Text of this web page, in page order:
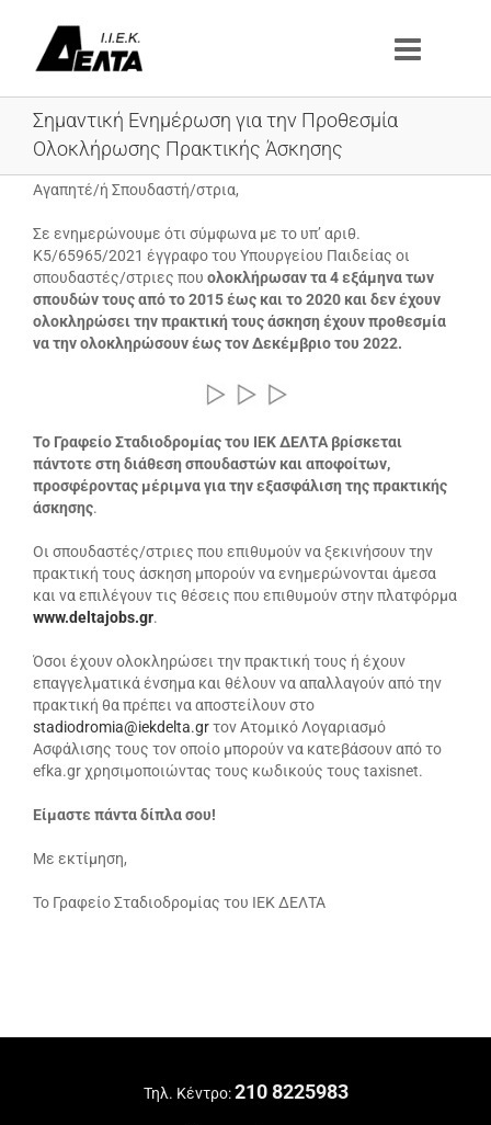
περιεχόμενο
Σημαντική Ενημέρωση για την Προθεσμία
Ολοκλήρωσης Πρακτικής Άσκησης
Αγαπητέ/ή Σπουδαστή/στρια,
Σε ενημερώνουμε ότι σύμφωνα με το υπ’ αριθ.
Κ5/65965/2021 έγγραφο του Υπουργείου Παιδείας οι
σπουδαστές/στριες που ολοκλήρωσαν τα 4 εξάμηνα των
σπουδών τους από το 2015 έως και το 2020 και δεν έχουν
ολοκληρώσει την πρακτική τους άσκηση έχουνπροθεσμία
να την ολοκληρώσουν έως τον Δεκέμβριο του 2022.
Το Γραφείο Σταδιοδρομίας του ΙΕΚ ΔΕΛΤΑ βρίσκεται
πάντοτε στη διάθεση σπουδαστών και αποφοίτων,
προσφέροντας μέριμνα για την εξασφάλιση της πρακτικής
άσκησης.
Οι σπουδαστές/στριες που επιθυμούν να ξεκινήσουν την
πρακτική τους άσκηση μπορούν να ενημερώνονται άμεσα
και να επιλέγουν τις θέσεις που επιθυμούν στην πλατφόρμα
www.deltajobs.gr.
Όσοι έχουν ολοκληρώσει την πρακτική τους ή έχουν
επαγγελματικά ένσημα και θέλουν να απαλλαγούν από την
πρακτική θα πρέπει να αποστείλουν στο
stadiodromia@iekdelta.grτον Ατομικό Λογαριασμό
Ασφάλισης τους τον οποίο μπορούν να κατεβάσουν από το
efka.gr χρησιμοποιώντας τους κωδικούς τους taxisnet.
Είμαστε πάντα δίπλα σου!
Με εκτίμηση,
Το Γραφείο Σταδιοδρομίας του ΙΕΚ ΔΕΛΤΑ
Τηλ. Κέντρο:210 8225983